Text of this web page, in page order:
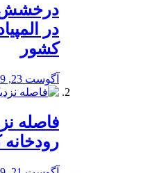
درخشش
در
کشور
آگوست 23, 2019
️فاصله